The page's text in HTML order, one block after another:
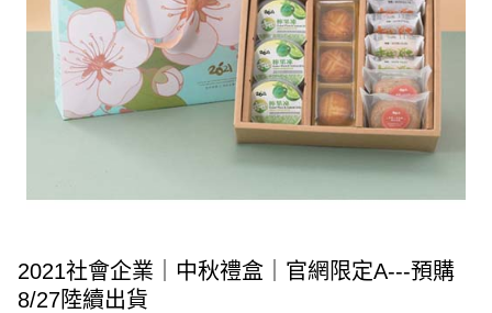
2021社會企業｜中秋禮盒｜官網限定A---預購
8/27陸續出貨